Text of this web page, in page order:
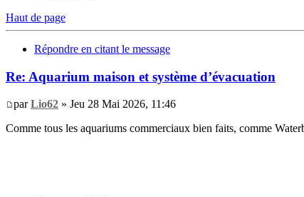
Haut de page
Répondre en citant le message
Re: Aquarium maison et système d’évacuation
parLio62 » Jeu 28 Mai 2026, 11:46
Comme tous les aquariums commerciaux bien faits, comme